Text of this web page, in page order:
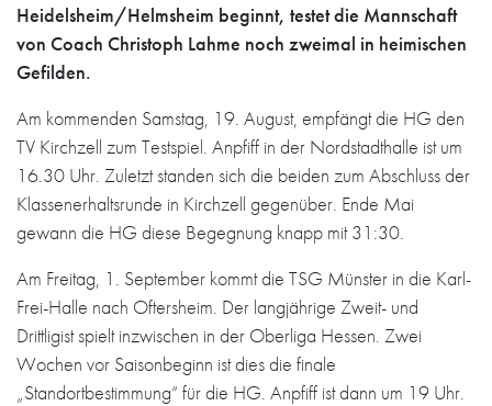
Heidelsheim/Helmsheim beginnt, testet die Mannschaft
von Coach Christoph Lahme noch zweimal in heimischen
Gefilden.
Am kommenden Samstag, 19. August, empfängt die HG den
TV Kirchzell zum Testspiel. Anpfiff in der Nordstadthalle ist um
16.30 Uhr. Zuletzt standen sich die beiden zum Abschluss der
Klassenerhaltsrunde in Kirchzell gegenüber. Ende Mai
gewann die HG diese Begegnung knapp mit 31:30.
Am Freitag, 1. September kommt die TSG Münster in die Karl-
Frei-Halle nach Oftersheim. Der langjährige Zweit- und
Drittligist spielt inzwischen in der Oberliga Hessen. Zwei
Wochen vor Saisonbeginn ist dies die finale
„Standortbestimmung“ für die HG. Anpfiff ist dann um 19 Uhr.